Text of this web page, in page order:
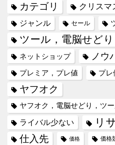
カテゴリ クリスマ
ジャンル セール
ツール，電脳せど
ネットショップ ノウ
プレミア，プレ値 プレ
ヤフオク
ヤフオク，電脳せどり，ツ
ライバル少ない リ
仕入先 価格 価格